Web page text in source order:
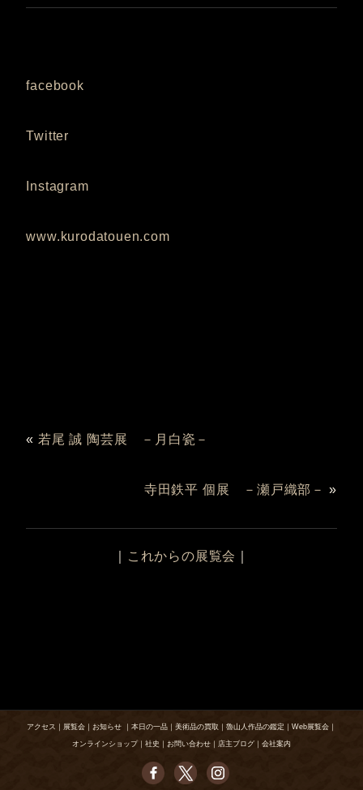
facebook
Twitter
Instagram
www.kurodatouen.com
« 若尾 誠 陶芸展 －月白瓷－
寺田鉄平 個展 －瀬戸織部－ »
これからの展覧会
アクセス ｜ 展覧会 ｜ お知らせ ｜ 本日の一品 ｜ 美術品の買取 ｜ 魯山人作品の鑑定 ｜ Web展覧会 ｜
オンラインショップ｜ 社史 ｜ お問い合わせ ｜ 店主ブログ ｜ 会社案内